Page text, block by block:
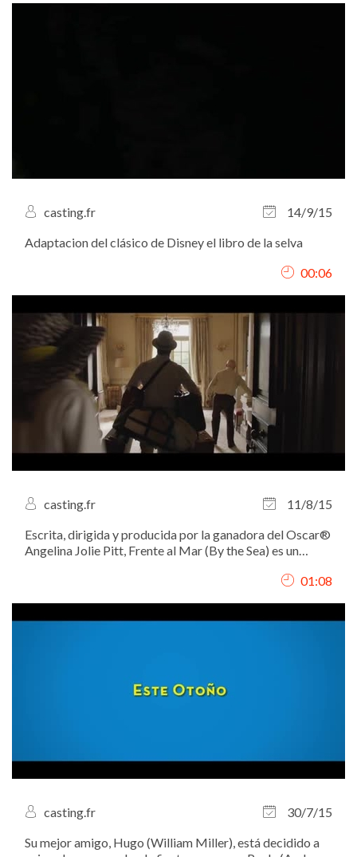
casting.fr
14/9/15
Adaptacion del clásico de Disney el libro de la selva
00:06
casting.fr
11/8/15
Escrita, dirigida y producida por la ganadora del Oscar®
Angelina Jolie Pitt, Frente al Mar (By the Sea) es un
01:08
casting.fr
30/7/15
Su mejor amigo, Hugo (William Miller), está decidido a